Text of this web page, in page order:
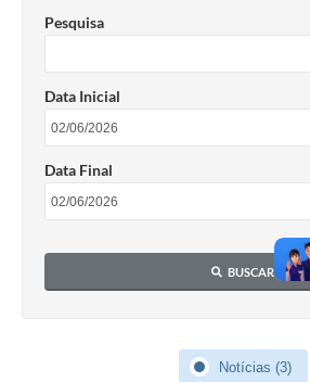
Contratos
Audiências Públicas
Arquivos para Download
Notícias
Pesquisa
Data Inicial
Data Final
BUSCAR
Notícias (3)